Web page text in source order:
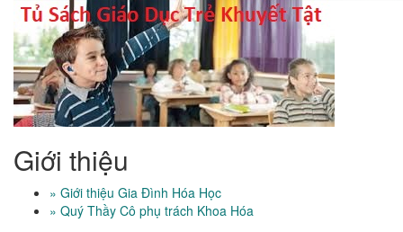
Giới thiệu
» Giới thiệu Gia Đình Hóa Học
» Quý Thầy Cô phụ trách Khoa Hóa